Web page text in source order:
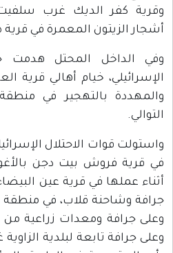
وقرية كفر الديك غرب سلفيت
أشجار الزيتون المعمرة في
وفي الداخل المحتل هدمت
الإسرائيلي، خيام أهالي قرية
التوالي.
واستولت قوات الاحتلال
في قرية فروش بيت دجن
أثناء عملها في قرية عين
جرافة وشاحنة قلاب، في منطقة
وعلى جرافة ومعدات زراعية من
وعلى جرافة تابعة لبلدية